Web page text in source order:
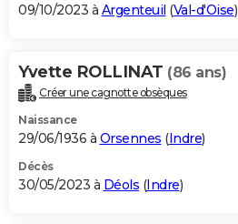
09/10/2023 à Argenteuil (Val-d'Oise)
Yvette ROLLINAT (86 ans)
Créer une cagnotte obsèques
Naissance
29/06/1936 à Orsennes (Indre)
Décès
30/05/2023 à Déols (Indre)